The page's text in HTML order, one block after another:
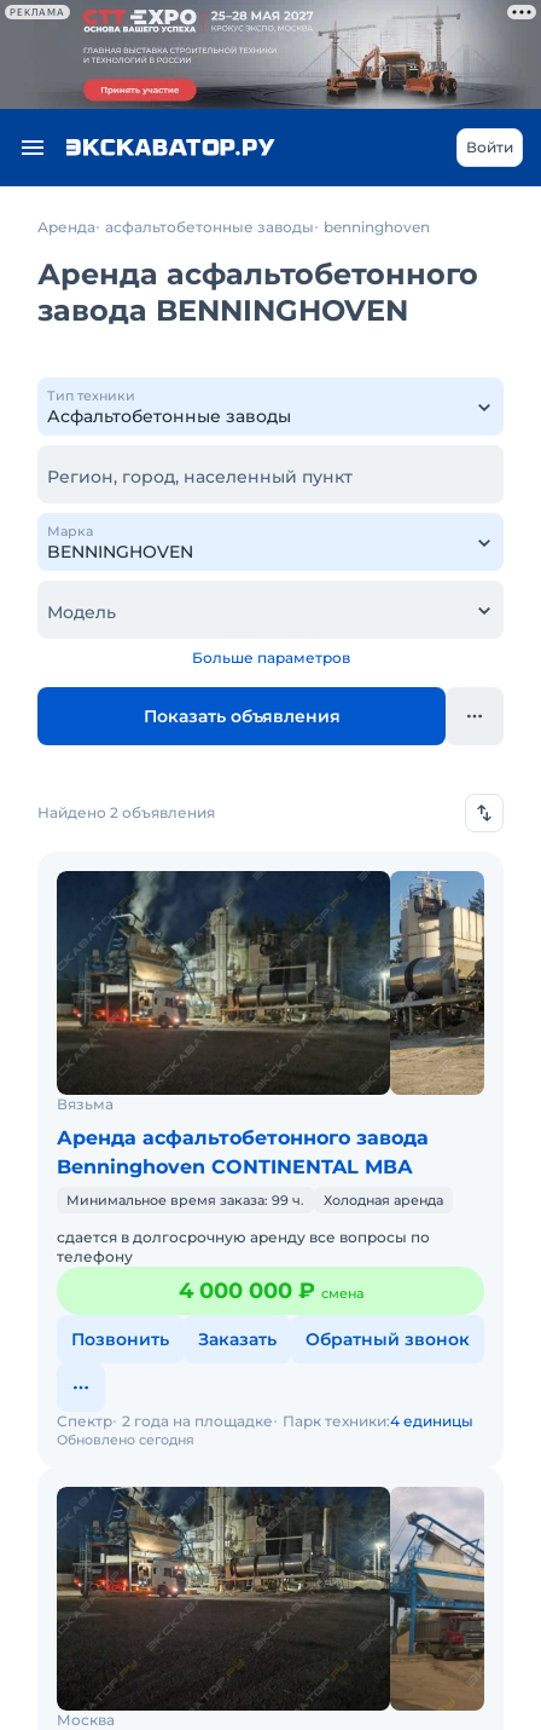
РЕКЛАМА
Войти
Аренда асфальтобетонные заводы benninghoven
Аренда асфальтобетонного
завода BENNINGHOVEN
Тип техники
Регион, город, населенный пункт
Марка
Модель
Больше параметров
Показать объявления
Найдено 2 объявления
Вязьма
Аренда асфальтобетонного завода
Benninghoven CONTINENTAL МВА
Минимальное время заказа: 99 ч. Холодная аренда
сдается в долгосрочную аренду все вопросы по
телефону
4 000 000 ₽ смена
Позвонить Заказать Обратный звонок
Обновлено сегодня
Спектр 2 года на площадке Парк техники:4 единицы
Москва